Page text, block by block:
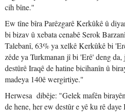
cih bîne."
Ew tîne bîra Parêzgarê Kerkûkê û
bi bizav û xebata cenabê Serok
Talebanî, 63% ya xelkê Kerkûkê bi
zêde ya Turkmanan jî bi 'Erê' deng
destûrê Iraqê de hatine bicihanîn û
madeya 140ê wergirtiye."
Herwesa dibêje: "Gelek mafên
de hene, her ew destûr e yê ku rê